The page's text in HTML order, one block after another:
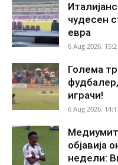
чудесен
евра
6 Aug 2026.
Голема
играчи!
6 Aug 2026.
објавија
недели: